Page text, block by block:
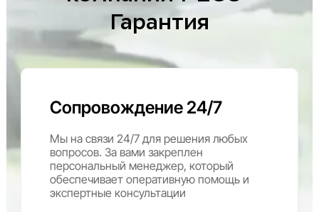
Гарантия
Сопровождение 24/7
Мы на связи 24/7 для решения любых
вопросов. За вами закреплен
персональный менеджер, который
обеспечивает оперативную помощь и
экспертные консультации